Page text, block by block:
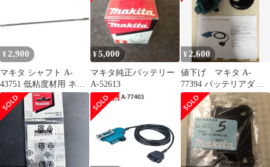
¥ 2,900
マキタ シャフト A-
43751 低粘度材用 ネジ
込み式 M12 カクハン機
用 makita 正規品 純正品
撹拌機 撹拌 かくはん機
かくはん アクセサリ ア
タッチメント 部品 交換
¥5,000
マキタ純正バッテリー
A-52613
¥2,600
値下げ マキタ A-
77394 バッテリアダプ
タ 1.6m